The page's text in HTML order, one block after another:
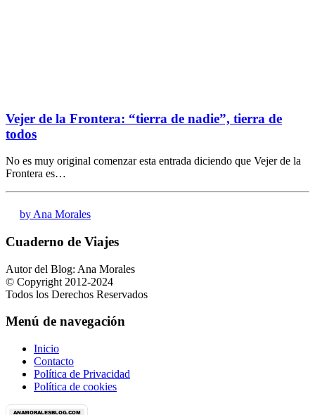
Vejer de la Frontera: “tierra de nadie”, tierra de
todos
No es muy original comenzar esta entrada diciendo que Vejer de la
Frontera es…
by Ana Morales
Cuaderno de Viajes
Autor del Blog: Ana Morales
© Copyright 2012-2024
Todos los Derechos Reservados
Menú de navegación
Inicio
Contacto
Política de Privacidad
Política de cookies